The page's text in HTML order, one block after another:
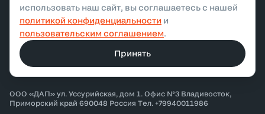
ООО «ДАП»,2026. Все права защищены
Политика конфиденциальности
Разработано в
ООО «ДАП» ул. Уссурийская, дом 1. Офис №3 Владивосток,
Приморский край 690048 Россия Тел. +79940011986
использовать наш сайт, вы соглашаетесь с нашей
политикой конфиденциальности и
пользовательским соглашением.
Принять